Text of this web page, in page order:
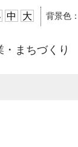
中 大 背景色：
・まちづくり